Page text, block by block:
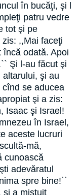
în bucăţi, şi l
patru vedre
tot şi pe
zis: ,,Mai faceţi
încă odată. Apoi
Şi l-au făcut şi
şi au
cînd se aducea
şi a zis:
Isaac şi Israel!
în Israel,
aceste lucruri
mă,
cunoască
adevăratul
spre bine!``
şi a mistuit